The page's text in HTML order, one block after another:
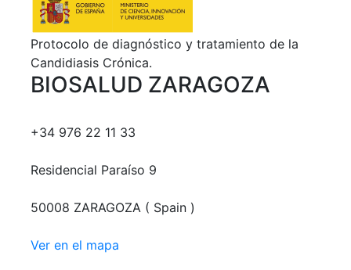
Protocolo de diagnóstico y tratamiento de la
Candidiasis Crónica.
BIOSALUD ZARAGOZA
+34 976 22 11 33
Residencial Paraíso 9
50008 ZARAGOZA ( Spain )
Ver en el mapa